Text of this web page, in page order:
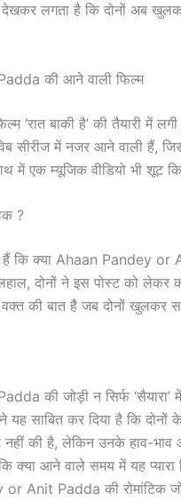
लगता है कि दोनों अब
की आने वाली फिल्म
‘रात बाकी है’ की तैयारी में
सीरीज में नजर आने वाली हैं,
में एक म्यूजिक वीडियो भी शूट
?
कि क्या Ahaan Pandey or
दोनों ने इस पोस्ट को लेकर
की बात है जब दोनों खुलकर
की जोड़ी न सिर्फ
साबित कर दिया है कि दोनों
की है, लेकिन उनके हाव-भाव
क्या आने वाले समय में यह
Anit Padda की रोमांटिक